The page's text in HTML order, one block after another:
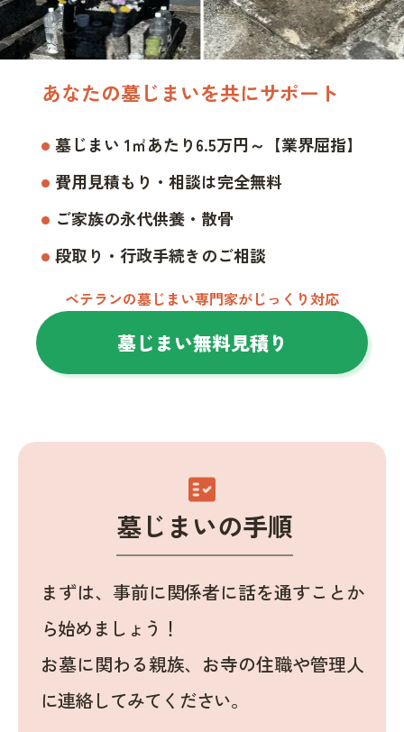
あなたの墓じまいを共にサポート
墓じまい 1㎡あたり6.5万円～【業界屈指】
費用見積もり・相談は完全無料
ご家族の永代供養・散骨
段取り・行政手続きのご相談
ベテランの墓じまい専門家がじっくり対応
墓じまい無料見積り
fact_check
墓じまいの手順
まずは、事前に関係者に話を通すことか
ら始めましょう！
お墓に関わる親族、お寺の住職や管理人
に連絡してみてください。